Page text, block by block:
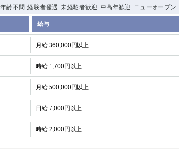
年齢不問 経験者優遇 未経験者歓迎 中高年歓迎 ニューオープン
給与
月給 360,000円以上
時給 1,700円以上
月給 500,000円以上
日給 7,000円以上
時給 2,000円以上